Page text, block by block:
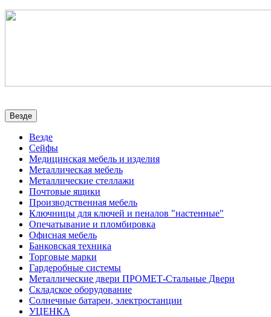
Везде
Везде
Сейфы
Медицинская мебель и изделия
Металлическая мебель
Металлические стеллажи
Почтовые ящики
Производственная мебель
Ключницы для ключей и пеналов "настенные"
Опечатывание и пломбировка
Офисная мебель
Банковская техника
Торговые марки
Гардеробные системы
Металлические двери ПРОМЕТ-Стальные Двери
Складское оборудование
Солнечные батареи, электростанции
УЦЕНКА